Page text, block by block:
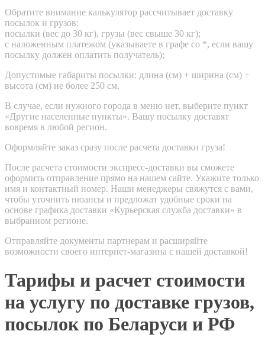
Обратите внимание калькулятор рассчитывает доставку
посылок и грузов:
посылки (вес до 30 кг), грузы (вес свыше 30 кг);
с наложенным платежом (указываете в графе со *, если вашу
посылку должен оплатить получатель);
Допустимые габариты посылки: длина (см) + ширина (см) +
высота (см) не более 250 см.
В случае, если нужного города в меню нет, выберите пункт
«Другие населенные пункты». Вашу посылку доставят
вовремя в любой регион.
Оформляйте заказ сразу после расчета доставки груза!
После расчета стоимости экспресс-доставки вы сможете
оформить отправление прямо на нашем сайте. Укажите только
имя и контактный номер. Наши менеджеры свяжутся с вами,
чтобы уточнить нюансы и предложат удобные сроки на
основе графика доставки «Курьерская служба доставки» в
выбранном регионе.
Отправляйте документы партнерам и расширяйте
возможности своего интернет-магазина с нашей доставкой!
Тарифы и расчет стоимости
на услугу по доставке грузов,
посылок по Беларуси и РФ